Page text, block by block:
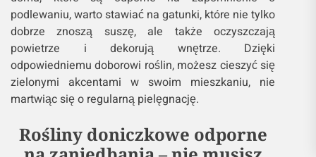
podlewaniu, warto stawiać na gatunki, które nie tylko
dobrze znoszą suszę, ale także oczyszczają
powietrze i dekorują wnętrze. Dzięki
odpowiedniemu doborowi roślin, możesz cieszyć się
zielonymi akcentami w swoim mieszkaniu, nie
martwiąc się o regularną pielęgnację.
Rośliny doniczkowe odporne